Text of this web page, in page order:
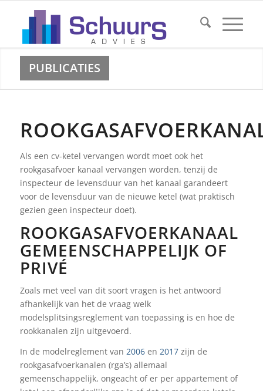
PUBLICATIES
Als een cv-ketel vervangen wordt moet ook het
rookgasafvoer kanaal vervangen worden, tenzij de
inspecteur de levensduur van het kanaal garandeert
voor de levensduur van de nieuwe ketel (wat praktisch
gezien geen inspecteur doet).
ROOKGASAFVOERKANAAL
GEMEENSCHAPPELIJK OF
PRIVÉ
Zoals met veel van dit soort vragen is het antwoord
afhankelijk van het de vraag welk
modelsplitsingsreglement van toepassing is en hoe de
rookkanalen zijn uitgevoerd.
In de modelreglement van 2006en 2017zijn de
rookgasafvoerkanalen (rga’s) allemaal
gemeenschappelijk, ongeacht of er per appartement of